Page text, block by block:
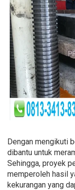
Dengan mengikuti
dibantu untuk
Sehingga, proyek
memperoleh hasil
kekurangan yang